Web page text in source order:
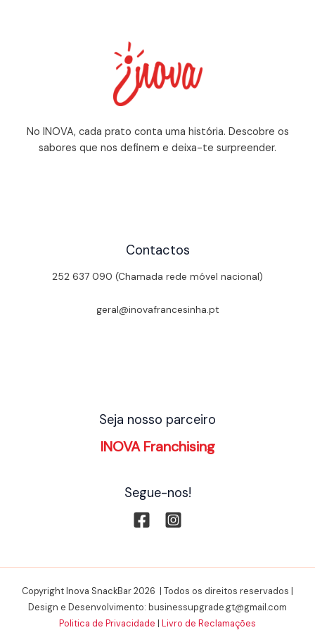
No INOVA, cada prato conta uma história. Descobre os
sabores que nos definem e deixa-te surpreender.
Contactos
252 637 090 (Chamada rede móvel nacional)
geral@inovafrancesinha.pt
Seja nosso parceiro
INOVA Franchising
Segue-nos!
Copyright Inova SnackBar 2026 | Todos os direitos reservados |
Design e Desenvolvimento: businessupgrade.gt@gmail.com
Politica de Privacidade | Livro de Reclamações